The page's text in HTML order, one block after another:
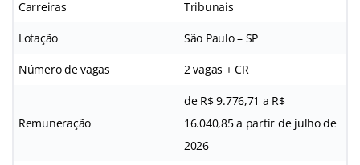
Carreiras Tribunais
Lotação São Paulo – SP
Número de vagas 2 vagas + CR
Remuneração
de R$ 9.776,71 a R$
16.040,85 a partir de julho de
2026